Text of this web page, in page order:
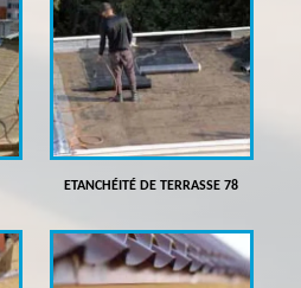
ETANCHÉITÉ DE TERRASSE 78